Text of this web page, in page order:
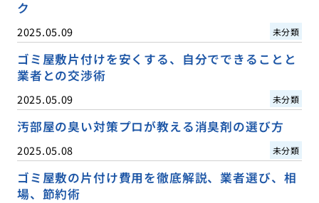
ク
2025.05.09 未分類
ゴミ屋敷片付けを安くする、自分でできることと
業者との交渉術
2025.05.09 未分類
汚部屋の臭い対策プロが教える消臭剤の選び方
2025.05.08 未分類
ゴミ屋敷の片付け費用を徹底解説、業者選び、相
場、節約術